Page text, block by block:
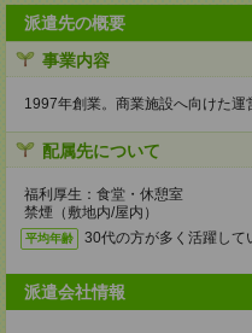
派遣先の概要
事業内容
1997年創業。商業施設へ向けた
配属先について
福利厚生：食堂・休憩室
禁煙（敷地内/屋内）
平均年齢 30代の方が多く活躍して
派遣会社情報